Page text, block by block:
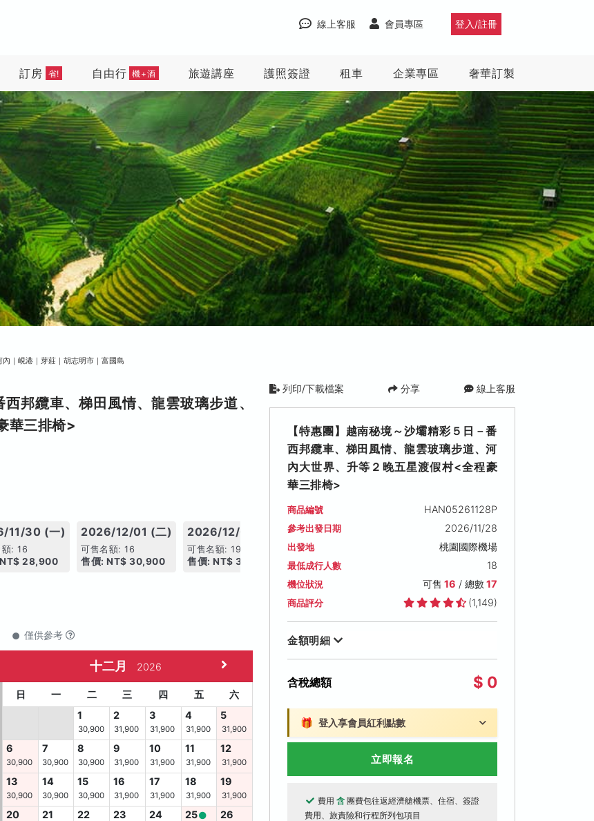
登入/註冊
會員專區
線上客服
訂房 省! 自由行 機+酒 旅遊講座 護照簽證 租車 企業專區 奢華訂製
內｜峴港｜芽莊｜胡志明市｜富國島
邦纜車、梯田風情、龍雲玻璃步道、
華三排椅>
11/30 (一)
額: 16
28,900
2026/12/01 (二)
可售名額: 16
售價: NT$ 30,900
2026/12/02 (三)
可售名額: 19
售價: NT$ 31,900
2026/12/03 (四)
可售名額: 20
售價: NT$ 31,900
2026/12/04 (五)
可售名額: 19
僅供參考
十二月 2026
日 一 二 三 四 五
六
1
30,900
2
31,900
3
31,900
4
31,900
5
31,900
6
30,900
7
30,900
8
30,900
9
31,900
10
31,900
11
31,900
12
31,900
13
30,900
14
30,900
15
30,900
16
31,900
17
31,900
18
31,900
19
31,900
20 21 22 23 24 25 26
列印/下載檔案 分享 線上客服
【特惠團】越南秘境～沙壩精彩５日－番
西邦纜車、梯田風情、龍雲玻璃步道、河
內大世界、升等２晚五星渡假村<全程豪
華三排椅>
商品編號 HAN05261128P
參考出發日期 2026/11/28
出發地 桃園國際機場
最低成行人數 18
機位狀況 可售 16 / 總數17
商品評分 (1,149)
金額明細
含稅總額 $ 0
🎁 登入享會員紅利點數
立即報名
費用 含 團費包往返經濟艙機票、住宿、簽證
費用、旅責險和行程所列包項目